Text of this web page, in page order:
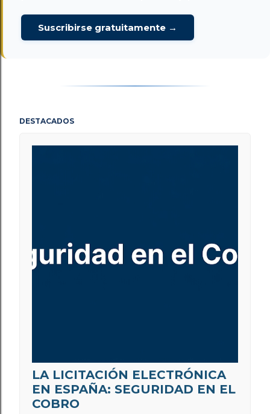
Suscribirse gratuitamente →
DESTACADOS
LA LICITACIÓN ELECTRÓNICA
EN ESPAÑA: SEGURIDAD EN EL
COBRO